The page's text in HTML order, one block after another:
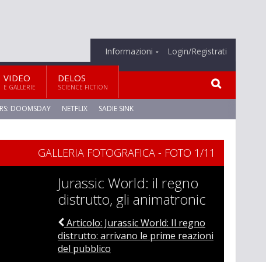
Informazioni Login/Registrati
VIDEO
E GALLERIE
DELOS
SCIENCE FICTION
DOOMSDAY NETFLIX SADIE SINK
GALLERIA FOTOGRAFICA - FOTO 1/11
Jurassic World: il regno
distrutto, gli animatronic
Articolo: Jurassic World: Il regno
distrutto: arrivano le prime reazioni
del pubblico